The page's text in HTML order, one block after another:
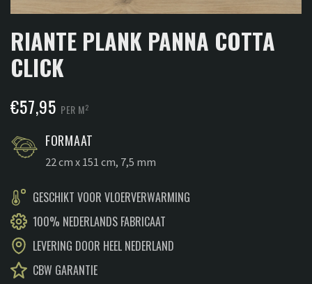
RIANTE PLANK PANNA COTTA
CLICK
€57,95 PER M2
FORMAAT
22 cm x 151 cm, 7,5 mm
GESCHIKT VOOR VLOERVERWARMING
100% NEDERLANDS FABRICAAT
LEVERING DOOR HEEL NEDERLAND
CBW GARANTIE